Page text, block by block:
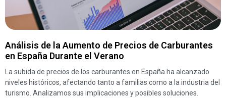
Análisis de la Aumento de Precios de Carburantes
en España Durante el Verano
La subida de precios de los carburantes en España ha alcanzado
niveles históricos, afectando tanto a familias como a la industria del
turismo. Analizamos sus implicaciones y posibles soluciones.